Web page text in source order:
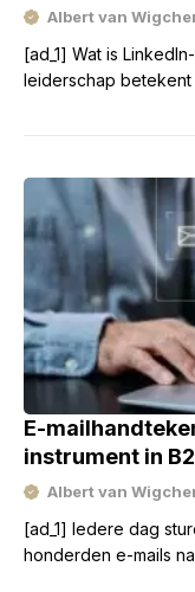
Albert van
[ad_1] Wat is
leiderschap
(zakelijke) kansen.
E-
instrument in
Albert van
[ad_1] Iedere dag
honderden e-mails